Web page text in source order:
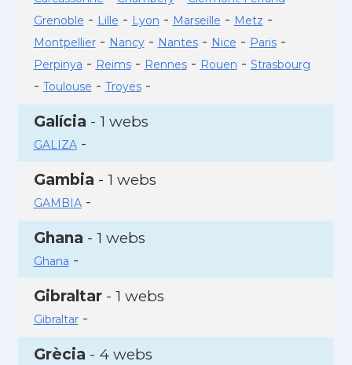
Grenoble - Lille - Lyon - Marseille - Metz -
Montpellier- Nancy- Nantes- Nice - Paris-
Perpinya - Reims- Rennes- Rouen - Strasbourg
- Toulouse - Troyes-
Galícia - 1 webs
GALIZA-
Gambia - 1 webs
GAMBIA-
Ghana - 1 webs
Ghana -
Gibraltar- 1 webs
Gibraltar-
Grècia - 4 webs